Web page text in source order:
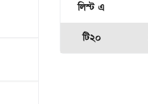
লিস্ট এ
টি২০